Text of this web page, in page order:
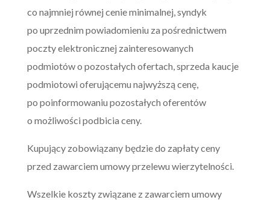
co najmniej równej cenie minimalnej, syndyk
po uprzednim powiadomieniu za pośrednictwem
poczty elektronicznej zainteresowanych
podmiotów o pozostałych ofertach, sprzeda kaucje
podmiotowi oferującemu najwyższą cenę,
po poinformowaniu pozostałych oferentów
o możliwości podbicia ceny.
Kupujący zobowiązany będzie do zapłaty ceny
przed zawarciem umowy przelewu wierzytelności.
Wszelkie koszty związane z zawarciem umowy